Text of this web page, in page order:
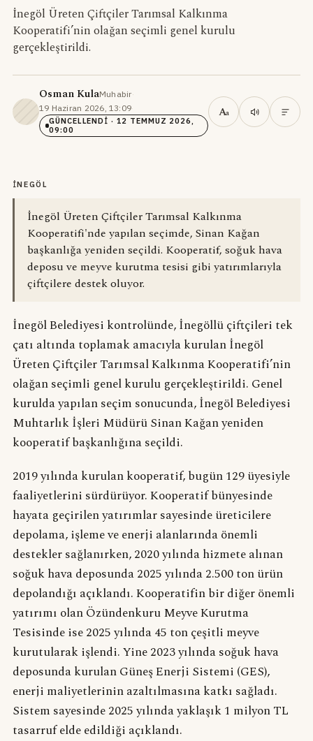
İnegöl Üreten Çiftçiler Tarımsal Kalkınma
Kooperatifi’nin olağan seçimli genel kurulu
gerçekleştirildi.
Osman KulaMuhabir·
19 Haziran 2026, 13:09·
GÜNCELLENDI · 12 TEMMUZ 2026,
09:00
Aa
İNEGÖL
İnegöl Üreten Çiftçiler Tarımsal Kalkınma
Kooperatifi'nde yapılan seçimde, Sinan Kağan
başkanlığa yeniden seçildi. Kooperatif, soğuk hava
deposu ve meyve kurutma tesisi gibi yatırımlarıyla
çiftçilere destek oluyor.
İnegöl Belediyesi kontrolünde, İnegöllü çiftçileri tek
çatı altında toplamak amacıyla kurulan İnegöl
Üreten Çiftçiler Tarımsal Kalkınma Kooperatifi’nin
olağan seçimli genel kurulu gerçekleştirildi. Genel
kurulda yapılan seçim sonucunda, İnegöl Belediyesi
Muhtarlık İşleri Müdürü Sinan Kağan yeniden
kooperatif başkanlığına seçildi.
2019 yılında kurulan kooperatif, bugün 129 üyesiyle
faaliyetlerini sürdürüyor. Kooperatif bünyesinde
hayata geçirilen yatırımlar sayesinde üreticilere
depolama, işleme ve enerji alanlarında önemli
destekler sağlanırken, 2020 yılında hizmete alınan
soğuk hava deposunda 2025 yılında 2.500 ton ürün
depolandığı açıklandı. Kooperatifin bir diğer önemli
yatırımı olan Özündenkuru Meyve Kurutma
Tesisinde ise 2025 yılında 45 ton çeşitli meyve
kurutularak işlendi. Yine 2023 yılında soğuk hava
deposunda kurulan Güneş Enerji Sistemi (GES),
enerji maliyetlerinin azaltılmasına katkı sağladı.
Sistem sayesinde 2025 yılında yaklaşık 1 milyon TL
tasarruf elde edildiği açıklandı.